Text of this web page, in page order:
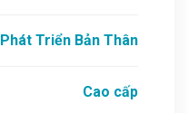
Phát Triển Bản Thân
Cao cấp